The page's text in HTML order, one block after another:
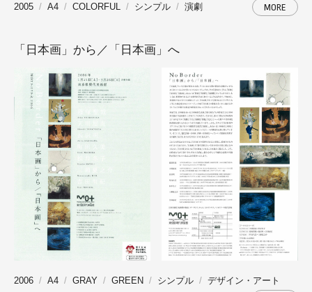
2005 A4 COLORFUL シンプル 演劇 MORE
「日本画」から／「日本画」へ
2006 A4 GRAY GREEN シンプル
デザイン・アート